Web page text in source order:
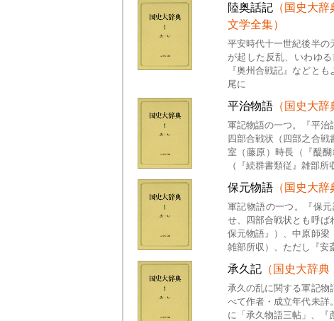
陸奥話記（国史大辞
文学全集）
平安時代十一世紀後半
が起した反乱、いわゆ
『奥州合戦記』などと
尾に
平治物語（国史大辞
軍記物語の一つ。『平治
四部合戦状（四部之合
室（藤原）時長（『醍
（『続群書類従』雑部所
保元物語（国史大辞
軍記物語の一つ。『保
せ、四部合戦状とも呼ば
保元物語』）、中原師梁
雑部所収）、ただし『安
承久記（国史大辞典
承久の乱に関する軍記物
べて作者・成立年代未詳
に「承久物語三帖」、『